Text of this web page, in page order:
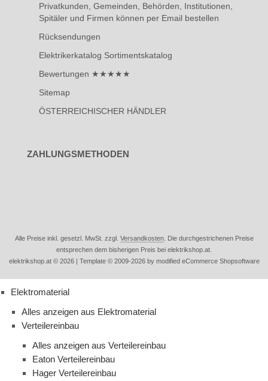
Privatkunden, Gemeinden, Behörden, Institutionen,
Spitäler und Firmen können per Email bestellen
Rücksendungen
Elektrikerkatalog Sortimentskatalog
Bewertungen ★★★★★
Sitemap
ÖSTERREICHISCHER HÄNDLER
ZAHLUNGSMETHODEN
Alle Preise inkl. gesetzl. MwSt. zzgl. Versandkosten. Die durchgestrichenen Preise
entsprechen dem bisherigen Preis bei elektrikshop.at.
elektrikshop.at © 2026 | Template © 2009-2026 by modified eCommerce Shopsoftware
Elektromaterial
Alles anzeigen aus Elektromaterial
Verteilereinbau
Alles anzeigen aus Verteilereinbau
Eaton Verteilereinbau
Hager Verteilereinbau